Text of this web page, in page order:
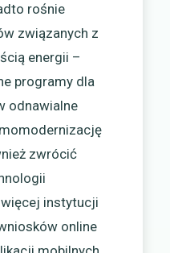
rośnie
związanych z
energii –
programy dla
odnawialne
zwrócić
instytucji
online